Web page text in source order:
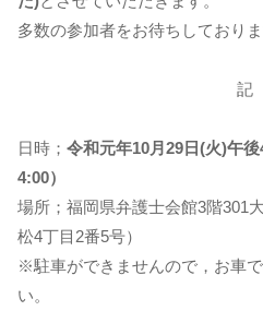
多数の参加者をお待ちしておりま
記
日時； 令和元年10月29日(火)午
4:00）
場所；福岡県弁護士会館3階301
松4丁目2番5号）
※駐車ができませんので，お車
い。